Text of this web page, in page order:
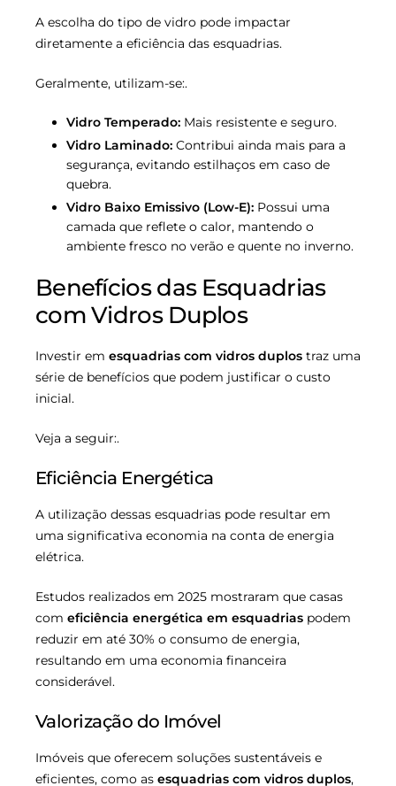
A escolha do tipo de vidro pode impactar
diretamente a eficiência das esquadrias.
Geralmente, utilizam-se:.
Vidro Temperado: Mais resistente e seguro.
Vidro Laminado: Contribui ainda mais para a
segurança, evitando estilhaços em caso de
quebra.
Vidro Baixo Emissivo (Low-E): Possui uma
camada que reflete o calor, mantendo o
ambiente fresco no verão e quente no inverno.
Benefícios das Esquadrias
com Vidros Duplos
Investir em esquadrias com vidros duplos traz uma
série de benefícios que podem justificar o custo
inicial.
Veja a seguir:.
Eficiência Energética
A utilização dessas esquadrias pode resultar em
uma significativa economia na conta de energia
elétrica.
Estudos realizados em 2025 mostraram que casas
com eficiência energética em esquadrias podem
reduzir em até 30% o consumo de energia,
resultando em uma economia financeira
considerável.
Valorização do Imóvel
Imóveis que oferecem soluções sustentáveis e
eficientes, como as esquadrias com vidros duplos,